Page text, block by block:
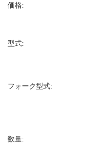
価格:
型式:
フォーク型式:
数量: